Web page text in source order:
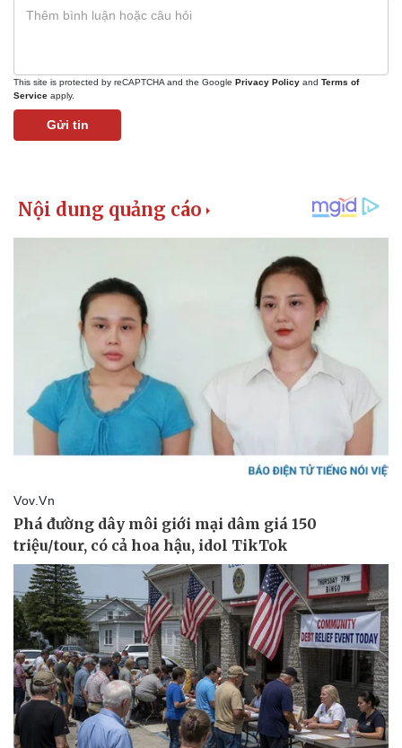
Khởi nghiệp
Thị trường
Giá vàng
Tiêu dùng
Chứng khoán
Giá cà phê
This site is protected by reCAPTCHA and the Google Privacy Policy and Terms of
Service apply.
Gửi tin